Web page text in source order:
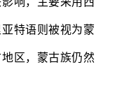
特语则被视为蒙
区，蒙古族仍然